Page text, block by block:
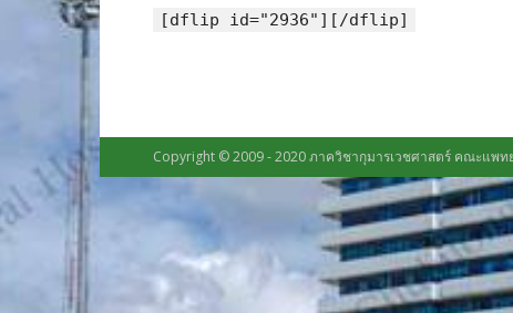
[dflip id="2936"][/dflip]
Copyright © 2009 - 2020 ภาควิชากุมารเวชศาสตร์ คณะแพ